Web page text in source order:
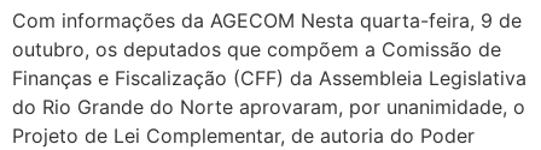
Com informações da AGECOM Nesta quarta-feira, 9 de
outubro, os deputados que compõem a Comissão de
Finanças e Fiscalização (CFF) da Assembleia Legislativa
do Rio Grande do Norte aprovaram, por unanimidade, o
Projeto de Lei Complementar, de autoria do Poder